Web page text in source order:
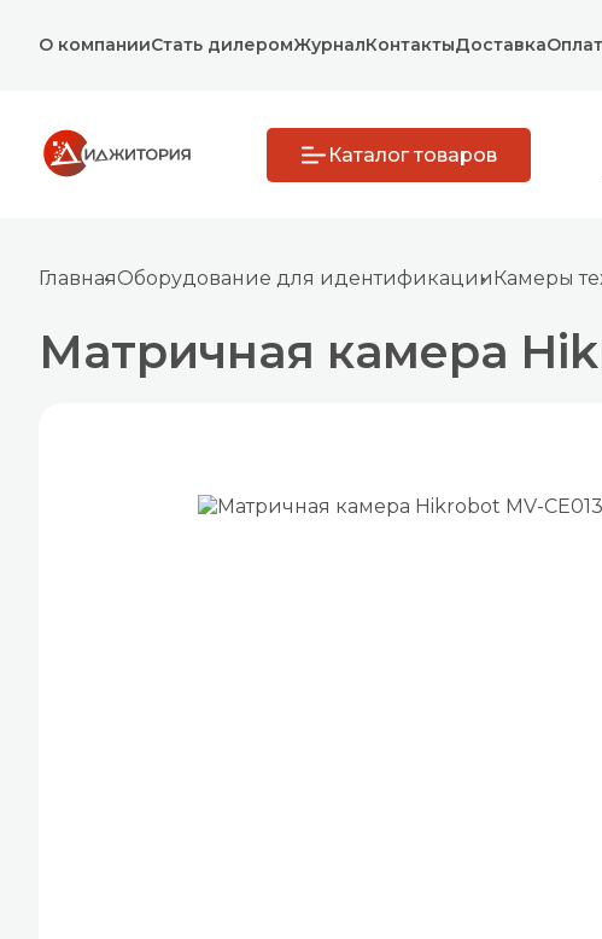
О компанииСтать дилеромЖурналКонтактыДоставка
Каталог товаров
ГлавнаяОборудование для идентификацииКамеры
Матричная камера